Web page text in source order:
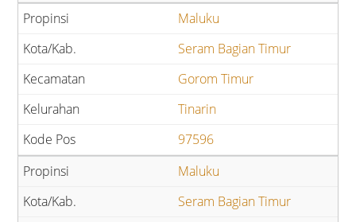
Maluku
Seram Bagian Timur
Gorom Timur
Tinarin
97596
Maluku
Seram Bagian Timur